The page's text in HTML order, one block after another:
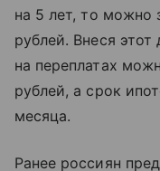
на 5 лет, то можно
рублей. Внеся этот
на переплатах
рублей, а срок
месяца.
Ранее россиян